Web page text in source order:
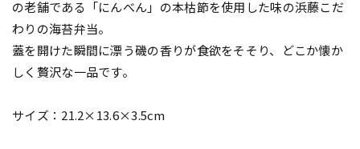
の老舗である「にんべん」の本枯節を使用した味の浜藤こだ
わりの海苔弁当。
蓋を開けた瞬間に漂う磯の香りが食欲をそそり、どこか懐か
しく贅沢な一品です。
サイズ：21.2×13.6×3.5cm